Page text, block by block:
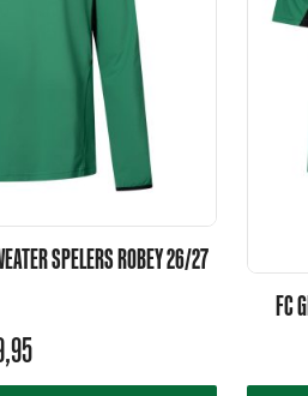
SPELERS ROBEY 26/27
FC